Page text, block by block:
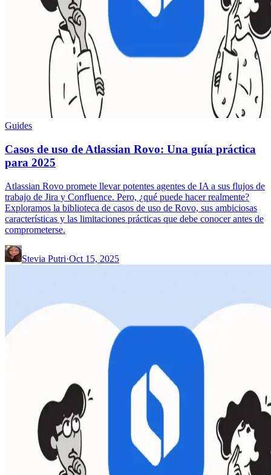
Guides
Casos de uso de Atlassian Rovo: Una guía práctica
para 2025
Atlassian Rovo promete llevar potentes agentes de IA a sus flujos de
trabajo de Jira y Confluence. Pero, ¿qué puede hacer realmente?
Exploramos la biblioteca de casos de uso de Rovo, sus ambiciosas
características y las limitaciones prácticas que debe conocer antes de
comprometerse.
Stevia Putri·Oct 15, 2025